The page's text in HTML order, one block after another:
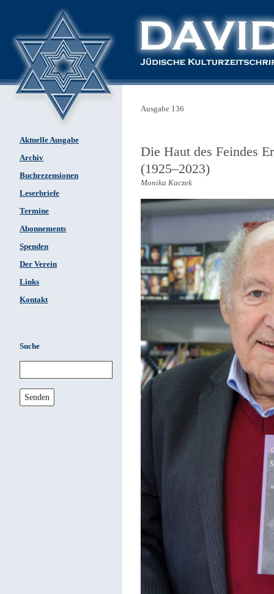
Aktuelle Ausgabe
Archiv
Buchrezensionen
Leserbriefe
Termine
Abonnements
Spenden
Der Verein
Links
Kontakt
Suche
Senden
Ausgabe 136
Die Haut des Feindes
(1925–2023)
Monika Kaczek